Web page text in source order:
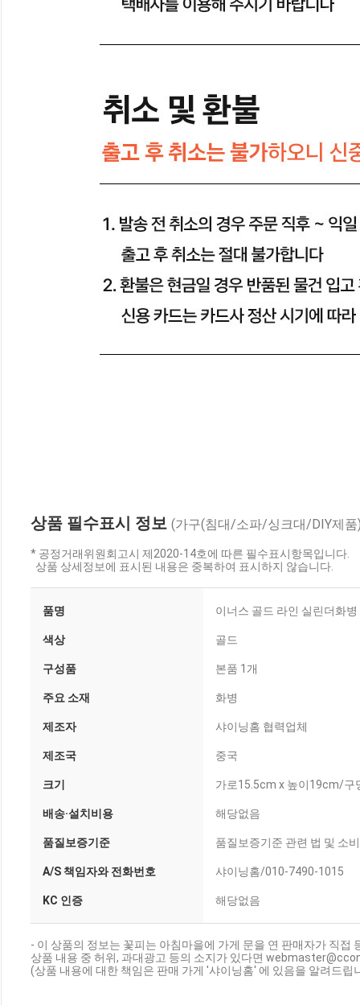
상품 필수표시 정보 (가구(침대/소파/싱크대/DIY제품
* 공정거래위원회고시 제2020-14호에 따른 필수표시항목입니다.
상품 상세정보에 표시된 내용은 중복하여 표시하지 않습니다.
품명 이너스 골드 라인 실린더화병
색상 골드
구성품 본품 1개
주요 소재 화병
제조자 샤이닝홈 협력업체
제조국 중국
크기 가로15.5cm x 높이19cm/구
배송·설치비용 해당없음
품질보증기준 품질보증기준 관련 법 및 소
A/S 책임자와 전화번호 샤이닝홈/010-7490-1015
KC 인증 해당없음
- 이 상품의 정보는 꽃피는 아침마을에 가게 문을 연 판매자가 직접
상품 내용 중 허위, 과대광고 등의 소지가 있다면
(상품 내용에 대한 책임은 판매 가게 '샤이닝홈' 에 있음을 알려드립